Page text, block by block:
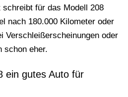
schreibt für das Modell 208
nach 180.000 Kilometer oder
Verschleißerscheinungen oder
schon eher.
ein gutes Auto für